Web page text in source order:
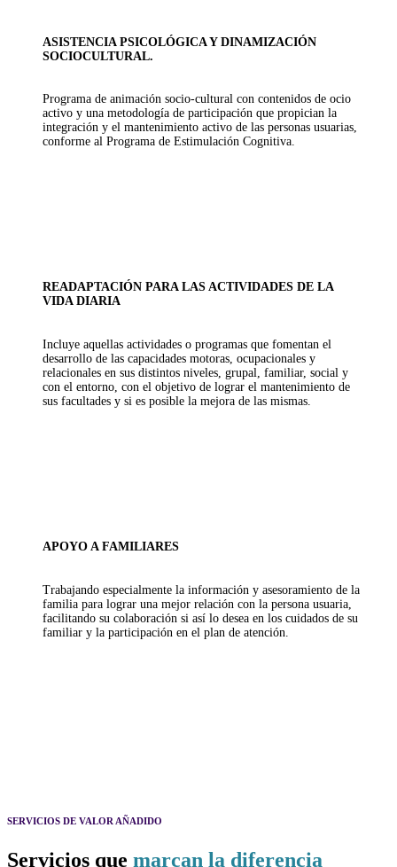
ASISTENCIA PSICOLÓGICA Y DINAMIZACIÓN
SOCIOCULTURAL.
Programa de animación socio-cultural con contenidos de ocio
activo y una metodología de participación que propician la
integración y el mantenimiento activo de las personas usuarias,
conforme al Programa de Estimulación Cognitiva.
READAPTACIÓN PARA LAS ACTIVIDADES DE LA
VIDA DIARIA
Incluye aquellas actividades o programas que fomentan el
desarrollo de las capacidades motoras, ocupacionales y
relacionales en sus distintos niveles, grupal, familiar, social y
con el entorno, con el objetivo de lograr el mantenimiento de
sus facultades y si es posible la mejora de las mismas.
APOYO A FAMILIARES
Trabajando especialmente la información y asesoramiento de la
familia para lograr una mejor relación con la persona usuaria,
facilitando su colaboración si así lo desea en los cuidados de su
familiar y la participación en el plan de atención.
SERVICIOS DE VALOR AÑADIDO
Servicios que marcan la diferencia